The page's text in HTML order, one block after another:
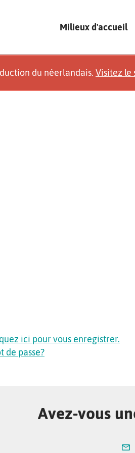
Milieux d'accueil
du néerlandais. Visitez le
ici pour vous enregistrer.
de passe?
Avez-vous